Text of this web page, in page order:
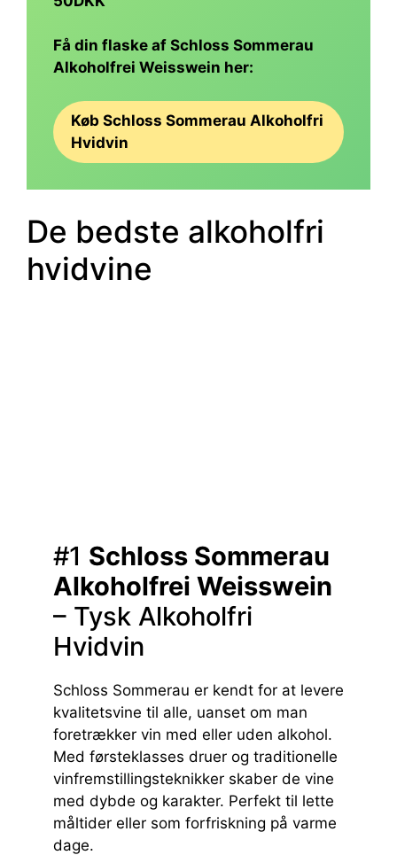
Få din flaske af Schloss Sommerau
Alkoholfrei Weisswein her:
Køb Schloss Sommerau Alkoholfri
Hvidvin
De bedste alkoholfri
hvidvine
#1 Schloss Sommerau
Alkoholfrei Weisswein
– Tysk Alkoholfri
Hvidvin
Schloss Sommerau er kendt for at levere
kvalitetsvine til alle, uanset om man
foretrækker vin med eller uden alkohol.
Med førsteklasses druer og traditionelle
vinfremstillingsteknikker skaber de vine
med dybde og karakter. Perfekt til lette
måltider eller som forfriskning på varme
dage.